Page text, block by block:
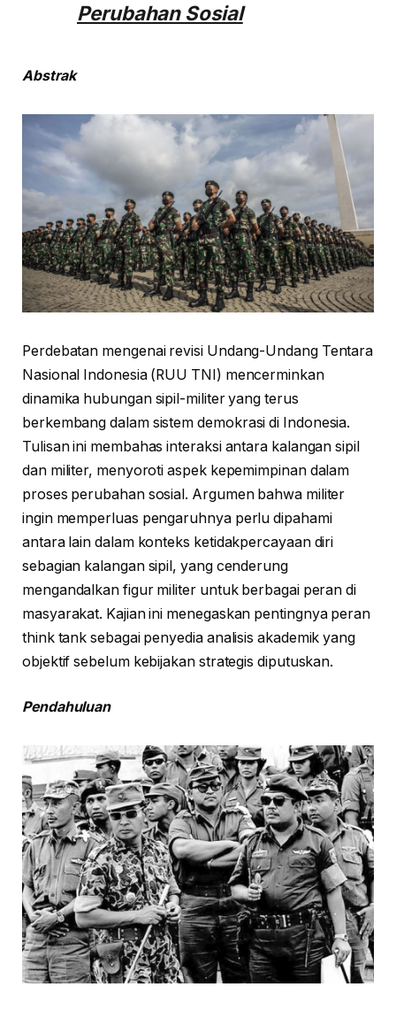
Perubahan Sosial
Abstrak
Perdebatan mengenai revisi Undang-Undang Tentara
Nasional Indonesia (RUU TNI) mencerminkan
dinamika hubungan sipil-militer yang terus
berkembang dalam sistem demokrasi di Indonesia.
Tulisan ini membahas interaksi antara kalangan sipil
dan militer, menyoroti aspek kepemimpinan dalam
proses perubahan sosial. Argumen bahwa militer
ingin memperluas pengaruhnya perlu dipahami
antara lain dalam konteks ketidakpercayaan diri
sebagian kalangan sipil, yang cenderung
mengandalkan figur militer untuk berbagai peran di
masyarakat. Kajian ini menegaskan pentingnya peran
think tank sebagai penyedia analisis akademik yang
objektif sebelum kebijakan strategis diputuskan.
Pendahuluan